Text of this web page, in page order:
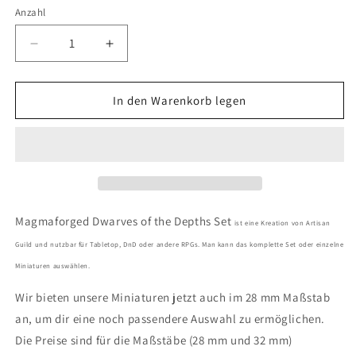
Anzahl
Anzahl
Verringere
die
Menge
Magmaforged
72
(Artisan
Guild)
Erhöhe
die
Menge
für
Magmaforged
72
Guild)
In den Warenkorb legen
Magmaforged Dwarves of the Depths Set ist eine Kreation von Artisan
Guild und nutzbar für Tabletop, DnD oder andere RPGs. Man kann das komplette Set oder einzelne
Miniaturen auswählen.
Wir bieten unsere Miniaturen jetzt auch im 28 mm Maßstab
an, um dir eine noch passendere Auswahl zu ermöglichen.
Die Preise sind für die Maßstäbe (28 mm und 32 mm)